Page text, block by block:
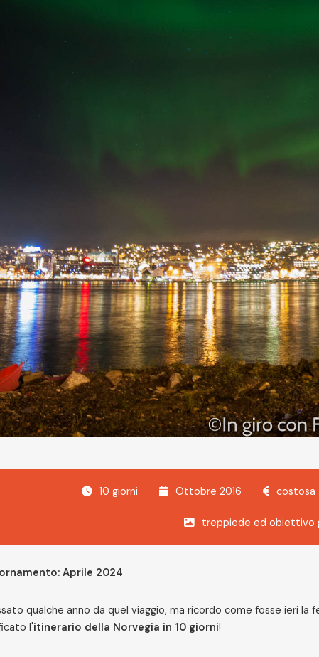
10 giorni Ottobre 2016 costosa
treppiede ed obiettivo
Aprile 2024
qualche anno da quel viaggio, ma ricordo come fosse ieri
l'itinerario della Norvegia in 10 giorni!